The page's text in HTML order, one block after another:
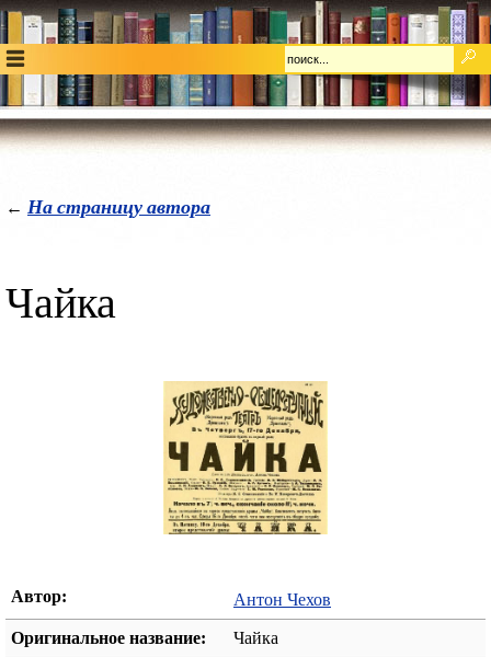
← На страницу автора
Чайка
Автор: Антон Чехов
Оригинальное название: Чайка